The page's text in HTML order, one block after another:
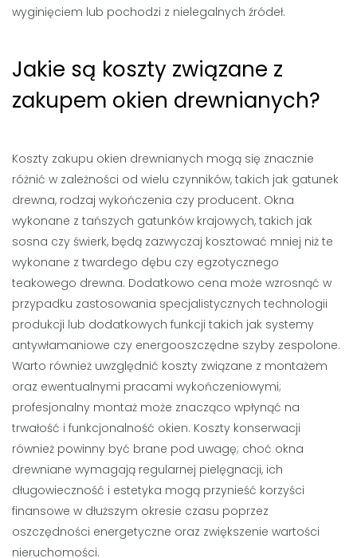
wyginięciem lub pochodzi z nielegalnych źródeł.
Jakie są koszty związane z
zakupem okien drewnianych?
Koszty zakupu okien drewnianych mogą się znacznie
różnić w zależności od wielu czynników, takich jak gatunek
drewna, rodzaj wykończenia czy producent. Okna
wykonane z tańszych gatunków krajowych, takich jak
sosna czy świerk, będą zazwyczaj kosztować mniej niż te
wykonane z twardego dębu czy egzotycznego
teakowego drewna. Dodatkowo cena może wzrosnąć w
przypadku zastosowania specjalistycznych technologii
produkcji lub dodatkowych funkcji takich jak systemy
antywłamaniowe czy energooszczędne szyby zespolone.
Warto również uwzględnić koszty związane z montażem
oraz ewentualnymi pracami wykończeniowymi;
profesjonalny montaż może znacząco wpłynąć na
trwałość i funkcjonalność okien. Koszty konserwacji
również powinny być brane pod uwagę; choć okna
drewniane wymagają regularnej pielęgnacji, ich
długowieczność i estetyka mogą przynieść korzyści
finansowe w dłuższym okresie czasu poprzez
oszczędności energetyczne oraz zwiększenie wartości
nieruchomości.